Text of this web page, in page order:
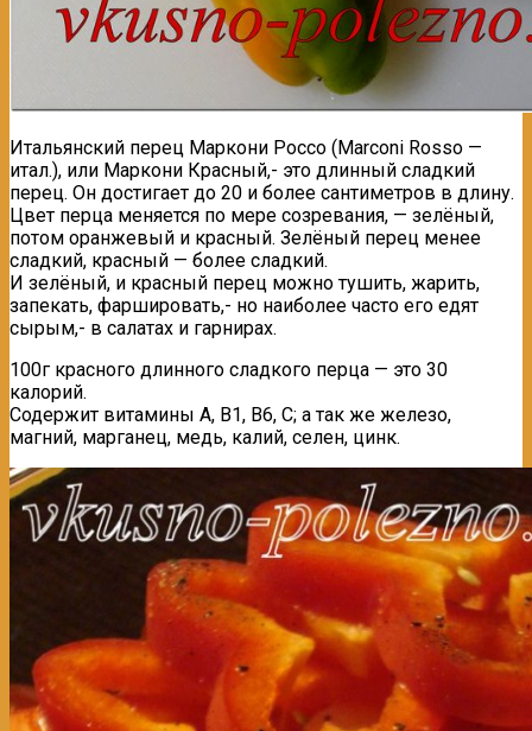
Итальянский перец Mаркони Россо (Marconi Rosso —
итал.), или Маркони Красный,- это длинный сладкий
перец. Он достигает до 20 и более сантиметров в длину.
Цвет перца меняется по мере созревания, — зелёный,
потом оранжевый и красный. Зелёный перец менее
сладкий, красный — более сладкий.
И зелёный, и красный перец можно тушить, жарить,
запекать, фаршировать,- но наиболее часто его едят
сырым,- в салатах и гарнирах.
100г красного длинного сладкого перца — это 30
калорий.
Содержит витамины А, В1, В6, С; а так же железо,
магний, марганец, медь, калий, селен, цинк.